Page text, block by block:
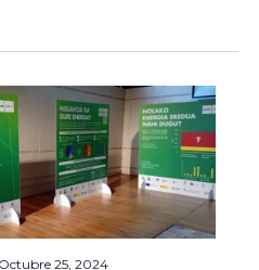
Octubre 25, 2024